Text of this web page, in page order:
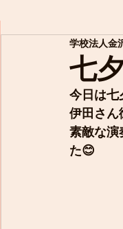
七
学校法人金
今日は七
伊田さん
素敵な演
た😊